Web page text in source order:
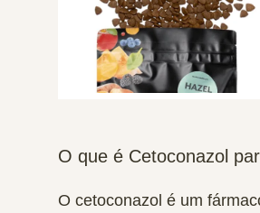
O que é Cetoconazol
O cetoconazol é um